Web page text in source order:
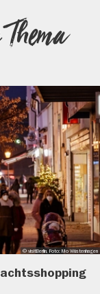
© visitBerlin, Foto: Mo Wüstenhagen